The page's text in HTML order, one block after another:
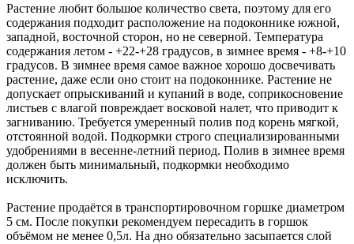
Растение любит большое количество света, поэтому для его
содержания подходит расположение на подоконнике южной,
западной, восточной сторон, но не северной. Температура
содержания летом - +22-+28 градусов, в зимнее время - +8-+10
градусов. В зимнее время самое важное хорошо досвечивать
растение, даже если оно стоит на подоконнике. Растение не
допускает опрыскиваний и купаний в воде, соприкосновение
листьев с влагой повреждает восковой налет, что приводит к
загниванию. Требуется умеренный полив под корень мягкой,
отстоянной водой. Подкормки строго специализированными
удобрениями в весенне-летний период. Полив в зимнее время
должен быть минимальный, подкормки необходимо
исключить.
Растение продаётся в транспортировочном горшке диаметром
5 см. После покупки рекомендуем пересадить в горшок
объёмом не менее 0,5л. На дно обязательно засыпается слой